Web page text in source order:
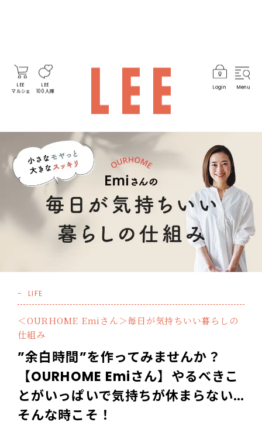
LEE
マルシェ
LEE
100人隊
Login Menu
LIFE
＜OURHOME Emiさん＞毎日が気持ちいい暮らしの
仕組み
”余白時間”を作ってみませんか？
【OURHOME Emiさん】やるべきこ
とがいっぱいで気持ちが休まらない…
そんな時こそ！